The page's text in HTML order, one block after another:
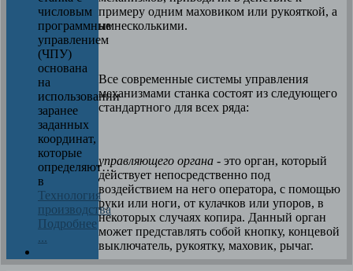
примеру одним маховиком или рукояткой, а
не несколькими.
Все современные системы управления
механизмами станка состоят из следующего
стандартного для всех ряда:
управляющего органа- это орган, который
действует непосредственно под
воздействием на него оператора, с помощью
руки или ноги, от кулачков или упоров, в
некоторых случаях копира. Данный орган
может представлять собой кнопку, концевой
выключатель, рукоятку, маховик, рычаг.
числовым
программным
управлением
(ЧПУ)
основана
на
использовании
заранее
заданных
координат,
которые
определяют…
в
Технология
производства
Подробнее
...